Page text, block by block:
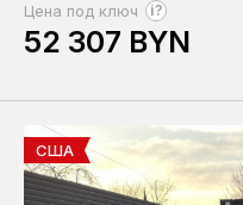
Автомат
Цена под ключ ?
52 307 BYN
США